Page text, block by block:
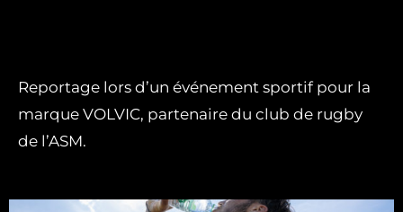
Reportage lors d’un événement sportif pour la
marque VOLVIC, partenaire du club de rugby
de l’ASM.